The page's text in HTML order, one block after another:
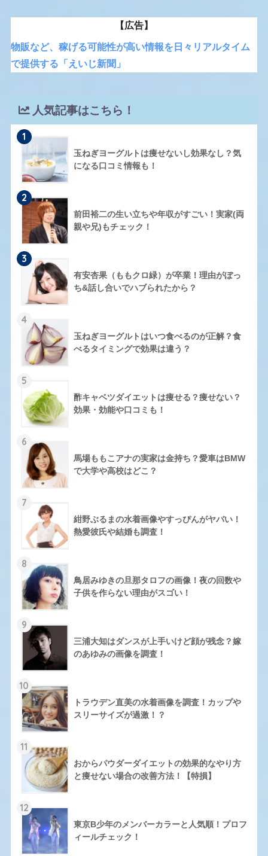
【広告】
物販など、稼げる可能性が高い情報を日々リアルタイム
で提供する「えいじ新聞」
人気記事はこちら！
1
玉ねぎヨーグルトは痩せないし効果なし？気
になる口コミ情報も！
2
前田裕二の生い立ちや年収がすごい！実家(両
親や兄)もチェック！
3
有安杏果（ももクロ緑）が卒業！理由がぼっ
ち&話し合いでハブられたから？
4
玉ねぎヨーグルトはいつ食べるのが正解？食
べるタイミングで効果は違う？
5
酢キャベツダイエットは痩せる？痩せない？
効果・効能や口コミも！
6
馬場ももこアナの実家は金持ち？愛車はBMW
で大学や高校はどこ？
7
紺野ぶるまの水着画像やすっぴんがヤバい！
熱愛彼氏や結婚も調査！
8
鳥居みゆきの旦那タロフの画像！夜の回数や
子供を作らない理由がスゴい！
9
三浦大知はダンスが上手いけど顔が残念？嫁
のあゆみの画像を調査！
10
トラウデン直美の水着画像を調査！カップや
スリーサイズが過激！？
11
おからパウダーダイエットの効果的なやり方
と痩せない場合の改善方法！【特損】
12
東京B少年のメンバーカラーと人気順！プロフ
ィールチェック！